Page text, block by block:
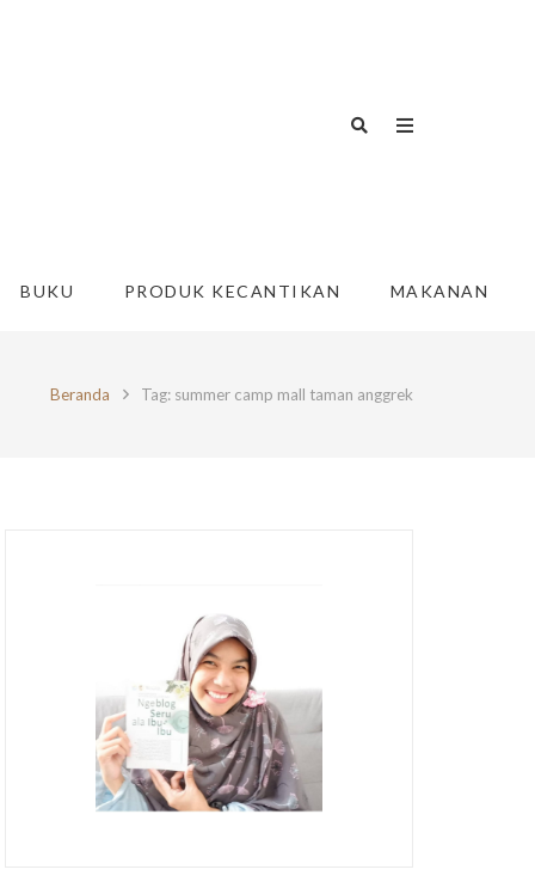
BUKU PRODUK KECANTIKAN MAKANAN
Beranda Tag: summer camp mall taman anggrek